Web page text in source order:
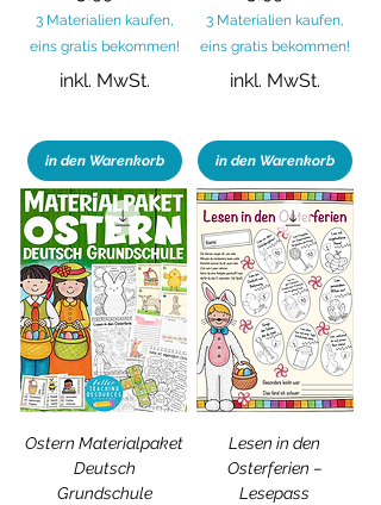
3 Materialien kaufen,
eins gratis bekommen!
inkl. MwSt.
in den Warenkorb
3 Materialien kaufen,
eins gratis bekommen!
inkl. MwSt.
in den Warenkorb
Ostern Materialpaket
Deutsch
Grundschule
Lesen in den
Osterferien –
Lesepass